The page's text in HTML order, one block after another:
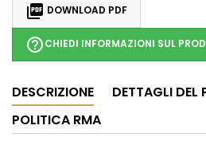
 DOWNLOAD PDF
help_outlineCHIEDI INFORMAZIONI SUL
DESCRIZIONE
DETTAGLI DEL
POLITICA RMA